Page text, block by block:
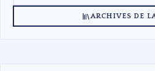
ARCHIVES DE